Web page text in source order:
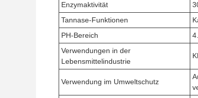
Enzymaktivität
Tannase-Funktionen
PH-Bereich
Verwendungen in der
Lebensmittelindustrie
Verwendung im Umweltschutz